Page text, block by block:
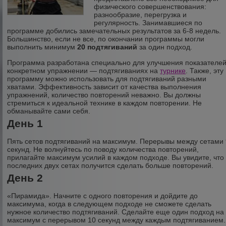
физического совершенствования:
разнообразие, перегрузка и
регулярность. Занимавшиеся по
программе добились замечательных результатов за 6-8 недель.
Большинство, если не все, по окончании программы могли
выполнить минимум20 подтягиваний за один подход.
Программа разработана специально для улучшения
конкретном упражнении — подтягиваниях натурнике . Также, эту
программу можно использовать для подтягиваний разными
хватами. Эффективность зависит от качества выполнения
упражнений, количество повторений неважно. Вы должны
стремиться к идеальной технике в каждом повторении. Не
обманывайте сами себя.
День 1
Пять сетов подтягиваний на максимум. Перерывы между сетами
секунд. Не волнуйтесь по поводу количества повторений,
прилагайте максимум усилий в каждом подходе. Вы увидите, что
последних двух сетах получится сделать больше повторений.
День 2
«Пирамида». Начните с одного повторения и дойдите до
максимума, когда в следующем подходе не сможете сделать
нужное количество подтягиваний. Сделайте еще один подход на
максимум с перерывом 10 секунд между каждым